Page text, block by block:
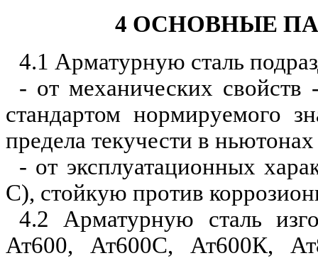
4 ОСНОВНЫЕ
4.1 Арматурную сталь
- от механических свойств
стандартом нормируемого
предела текучести в
- от эксплуатационных
С), стойкую против
4.2 Арматурную сталь
Ат600,
Ат600С, Ат600К,